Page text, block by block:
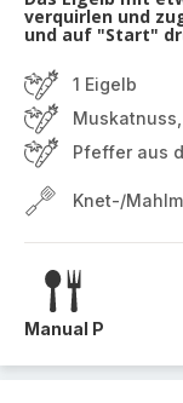
verquirlen und
und auf "Start"
1 Eigelb
Pfeffer aus
Knet-/
Manual P